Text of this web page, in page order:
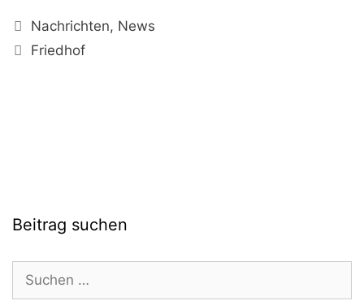
Kategorien
Nachrichten, News
Schlagwörter
Friedhof
Beitrag suchen
Suchen
nach: